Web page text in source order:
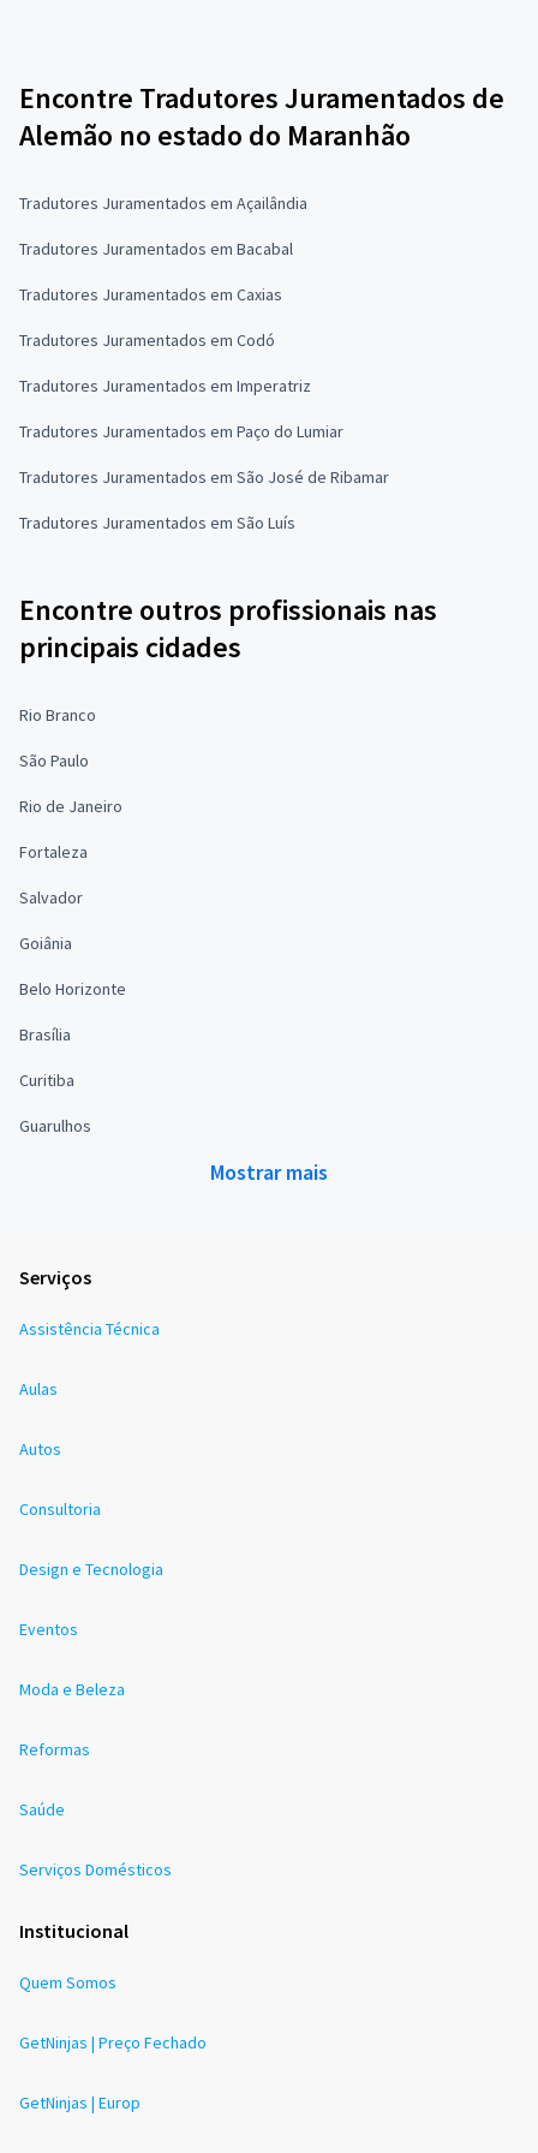
Encontre Tradutores Juramentados de
Alemão no estado do Maranhão
Tradutores Juramentados em Açailândia
Tradutores Juramentados em Bacabal
Tradutores Juramentados em Caxias
Tradutores Juramentados em Codó
Tradutores Juramentados em Imperatriz
Tradutores Juramentados em Paço do Lumiar
Tradutores Juramentados em São José de Ribamar
Tradutores Juramentados em São Luís
Encontre outros profissionais nas
principais cidades
Rio Branco
São Paulo
Rio de Janeiro
Fortaleza
Salvador
Goiânia
Belo Horizonte
Brasília
Curitiba
Guarulhos
Mostrar mais
Serviços
Assistência Técnica
Aulas
Autos
Consultoria
Design e Tecnologia
Eventos
Moda e Beleza
Reformas
Saúde
Serviços Domésticos
Institucional
Quem Somos
GetNinjas | Preço Fechado
GetNinjas | Europ